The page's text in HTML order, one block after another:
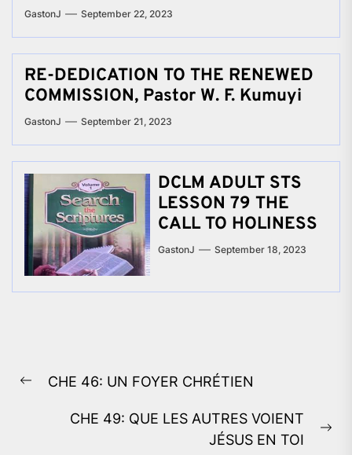
GastonJ September 22, 2023
RE-DEDICATION TO THE RENEWED
COMMISSION, Pastor W. F. Kumuyi
GastonJ September 21, 2023
DCLM ADULT STS
LESSON 79 THE
CALL TO HOLINESS
GastonJ September 18, 2023
navigation
Previous
CHE 46: UN FOYER CHRÉTIEN
CHE 49: QUE LES AUTRES VOIENT
JÉSUS EN TOI